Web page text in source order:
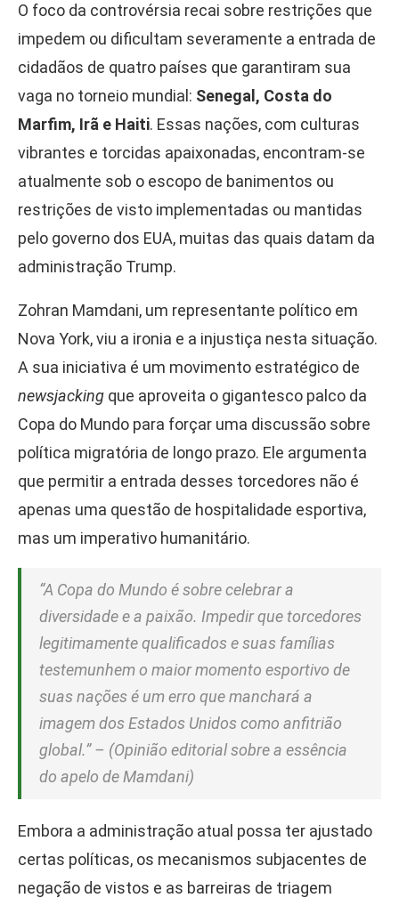
O foco da controvérsia recai sobre restrições que
impedem ou dificultam severamente a entrada de
cidadãos de quatro países que garantiram sua
vaga no torneio mundial: Senegal, Costa do
Marfim, Irã e Haiti. Essas nações, com culturas
vibrantes e torcidas apaixonadas, encontram-se
atualmente sob o escopo de banimentos ou
restrições de visto implementadas ou mantidas
pelo governo dos EUA, muitas das quais datam da
administração Trump.
Zohran Mamdani, um representante político em
Nova York, viu a ironia e a injustiça nesta situação.
A sua iniciativa é um movimento estratégico de
newsjacking que aproveita o gigantesco palco da
Copa do Mundo para forçar uma discussão sobre
política migratória de longo prazo. Ele argumenta
que permitir a entrada desses torcedores não é
apenas uma questão de hospitalidade esportiva,
mas um imperativo humanitário.
“A Copa do Mundo é sobre celebrar a
diversidade e a paixão. Impedir que torcedores
legitimamente qualificados e suas famílias
testemunhem o maior momento esportivo de
suas nações é um erro que manchará a
imagem dos Estados Unidos como anfitrião
global.” – (Opinião editorial sobre a essência
do apelo de Mamdani)
Embora a administração atual possa ter ajustado
certas políticas, os mecanismos subjacentes de
negação de vistos e as barreiras de triagem